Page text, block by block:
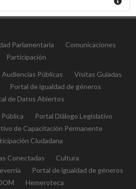
Parlamentaria
Comunicaciones
Participación
Audiencias Públicas
Visitas Guiadas
Portal de igualdad de géneros
de Datos Abiertos
Portal Diálogo Legislativo
de Capacitación Permanente
Ciudadana
Conectadas
Cultura
Portal de igualdad de géneros
Hemeroteca